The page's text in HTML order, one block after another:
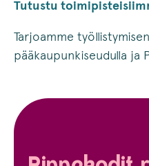
Tutustu
Tarjoamme
pääkaupunkiseudulla ja